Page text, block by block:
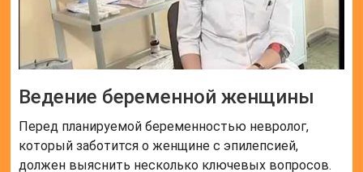
Ведение беременной женщины
Перед планируемой беременностью невролог,
который заботится о женщине с эпилепсией,
должен выяснить несколько ключевых вопросов.